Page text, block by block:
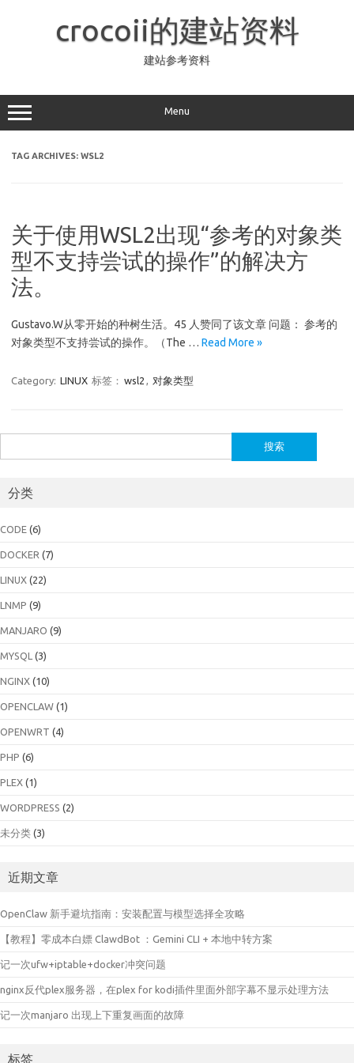
crocoii的建站资料
建站参考资料
Menu
TAG ARCHIVES: WSL2
关于使用WSL2出现“参考的对象类
型不支持尝试的操作”的解决方
法。
Gustavo.W从零开始的种树生活。45 人赞同了该文章 问题： 参考的
对象类型不支持尝试的操作。（The … Read More »
Category: LINUX 标签： wsl2 , 对象类型
索：
分类
CODE (6)
DOCKER (7)
LINUX (22)
LNMP (9)
MANJARO (9)
MYSQL (3)
NGINX (10)
OPENCLAW (1)
OPENWRT (4)
PHP (6)
PLEX (1)
WORDPRESS (2)
未分类 (3)
近期文章
OpenClaw 新手避坑指南：安装配置与模型选择全攻略
【教程】零成本白嫖 ClawdBot ：Gemini CLI + 本地中转方案
记一次ufw+iptable+docker冲突问题
nginx反代plex服务器，在plex for kodi插件里面外部字幕不显示处理方法
记一次manjaro 出现上下重复画面的故障
标签